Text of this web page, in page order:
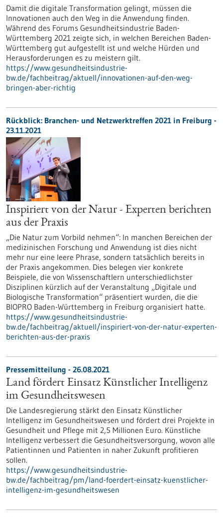
Damit die digitale Transformation gelingt, müssen die
Innovationen auch den Weg in die Anwendung finden.
Während des Forums Gesundheitsindustrie Baden-
Württemberg 2021 zeigte sich, in welchen Bereichen Baden-
Württemberg gut aufgestellt ist und welche Hürden und
Herausforderungen es zu meistern gilt.
https://www.gesundheitsindustrie-
bw.de/fachbeitrag/aktuell/innovationen-auf-den-weg-
bringen-aber-richtig
Rückblick: Branchen- und Netzwerktreffen 2021 in Freiburg -
23.11.2021
Inspiriert von der Natur - Experten berichten
aus der Praxis
„Die Natur zum Vorbild nehmen“: In manchen Bereichen der
medizinischen Forschung und Anwendung ist dies nicht
mehr nur eine leere Phrase, sondern tatsächlich bereits in
der Praxis angekommen. Dies belegen vier konkrete
Beispiele, die von Wissenschaftlern unterschiedlichster
Disziplinen kürzlich auf der Veranstaltung „Digitale und
Biologische Transformation“ präsentiert wurden, die die
BIOPRO Baden-Württemberg in Freiburg organisiert hatte.
https://www.gesundheitsindustrie-
bw.de/fachbeitrag/aktuell/inspiriert-von-der-natur-experten-
berichten-aus-der-praxis
Pressemitteilung - 26.08.2021
Land fördert Einsatz Künstlicher Intelligenz
im Gesundheitswesen
Die Landesregierung stärkt den Einsatz Künstlicher
Intelligenz im Gesundheitswesen und fördert drei Projekte in
Gesundheit und Pflege mit 2,5 Millionen Euro. Künstliche
Intelligenz verbessert die Gesundheitsversorgung, wovon alle
Patientinnen und Patienten in naher Zukunft profitieren
sollen.
https://www.gesundheitsindustrie-
bw.de/fachbeitrag/pm/land-foerdert-einsatz-kuenstlicher-
intelligenz-im-gesundheitswesen